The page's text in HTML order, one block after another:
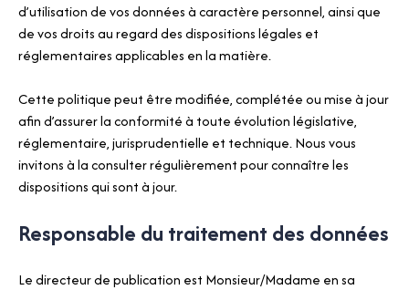
d’utilisation de vos données à caractère personnel, ainsi que
de vos droits au regard des dispositions légales et
réglementaires applicables en la matière.
Cette politique peut être modifiée, complétée ou mise à jour
afin d’assurer la conformité à toute évolution législative,
réglementaire, jurisprudentielle et technique. Nous vous
invitons à la consulter régulièrement pour connaître les
dispositions qui sont à jour.
Responsable du traitement des données
Le directeur de publication est Monsieur/Madame en sa